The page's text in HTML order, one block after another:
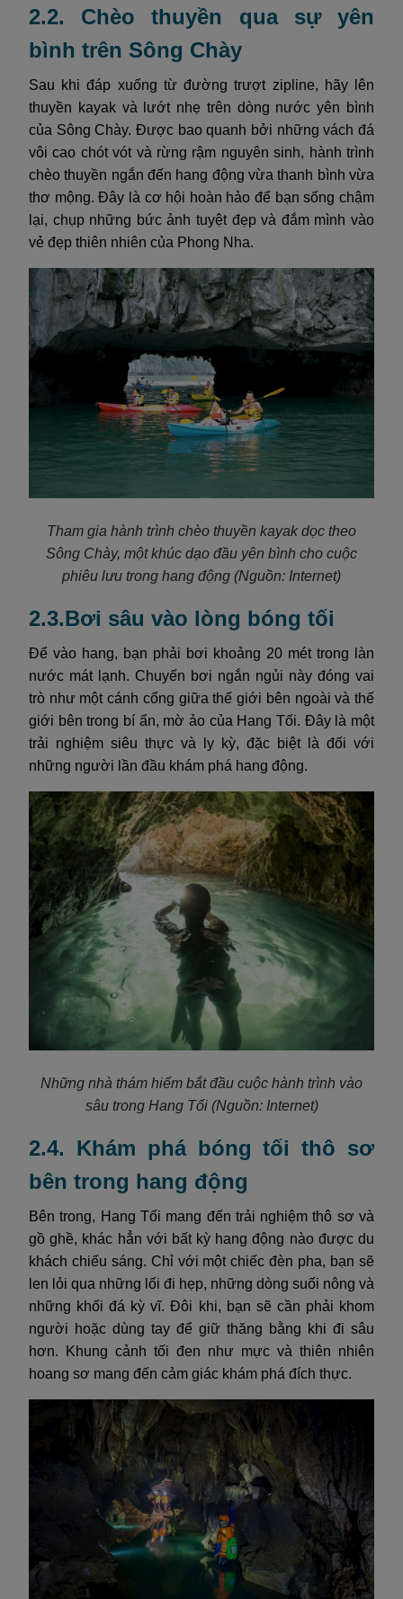
2.2. Chèo thuyền qua sự yên
bình trên Sông Chày
Sau khi đáp xuống từ đường trượt zipline, hãy lên
thuyền kayak và lướt nhẹ trên dòng nước yên bình
của Sông Chày. Được bao quanh bởi những vách đá
vôi cao chót vót và rừng rậm nguyên sinh, hành trình
chèo thuyền ngắn đến hang động vừa thanh bình vừa
thơ mộng. Đây là cơ hội hoàn hảo để bạn sống chậm
lại, chụp những bức ảnh tuyệt đẹp và đắm mình vào
vẻ đẹp thiên nhiên của Phong Nha.
Tham gia hành trình chèo thuyền kayak dọc theo
Sông Chày, một khúc dạo đầu yên bình cho cuộc
phiêu lưu trong hang động (Nguồn: Internet)
2.3.Bơi sâu vào lòng bóng tối
Để vào hang, bạn phải bơi khoảng 20 mét trong làn
nước mát lạnh. Chuyến bơi ngắn ngủi này đóng vai
trò như một cánh cổng giữa thế giới bên ngoài và thế
giới bên trong bí ẩn, mờ ảo của Hang Tối. Đây là một
trải nghiệm siêu thực và ly kỳ, đặc biệt là đối với
những người lần đầu khám phá hang động.
Những nhà thám hiểm bắt đầu cuộc hành trình vào
sâu trong Hang Tối (Nguồn: Internet)
2.4. Khám phá bóng tối thô sơ
bên trong hang động
Bên trong, Hang Tối mang đến trải nghiệm thô sơ và
gồ ghề, khác hẳn với bất kỳ hang động nào được du
khách chiếu sáng. Chỉ với một chiếc đèn pha, bạn sẽ
len lỏi qua những lối đi hẹp, những dòng suối nông và
những khối đá kỳ vĩ. Đôi khi, bạn sẽ cần phải khom
người hoặc dùng tay để giữ thăng bằng khi đi sâu
hơn. Khung cảnh tối đen như mực và thiên nhiên
hoang sơ mang đến cảm giác khám phá đích thực.